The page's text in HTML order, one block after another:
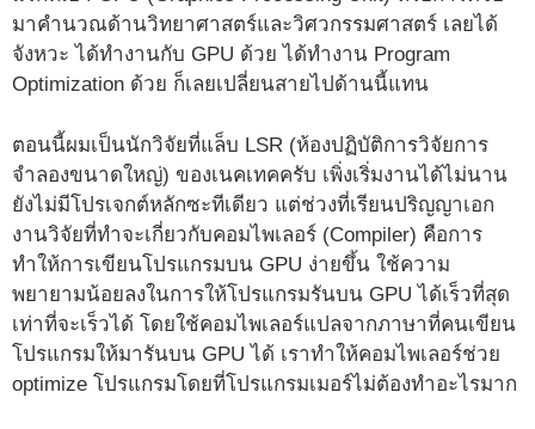
มาคำนวณด้านวิทยาศาสตร์และวิศวกรรมศาสตร์ เลยได้
จังหวะ ได้ทำงานกับ GPU ด้วย ได้ทำงาน Program
Optimization ด้วย ก็เลยเปลี่ยนสายไปด้านนี้แทน
ตอนนี้ผมเป็นนักวิจัยที่แล็บ LSR (ห้องปฏิบัติการวิจัยการ
จำลองขนาดใหญ่) ของเนคเทคครับ เพิ่งเริ่มงานได้ไม่นาน
ยังไม่มีโปรเจกต์หลักซะทีเดียว แต่ช่วงที่เรียนปริญญาเอก
งานวิจัยที่ทำจะเกี่ยวกับคอมไพเลอร์ (Compiler) คือการ
ทำให้การเขียนโปรแกรมบน GPU ง่ายขึ้น ใช้ความ
พยายามน้อยลงในการให้โปรแกรมรันบน GPU ได้เร็วที่สุด
เท่าที่จะเร็วได้ โดยใช้คอมไพเลอร์แปลจากภาษาที่คนเขียน
โปรแกรมให้มารันบน GPU ได้ เราทำให้คอมไพเลอร์ช่วย
optimize โปรแกรมโดยที่โปรแกรมเมอร์ไม่ต้องทำอะไรมาก